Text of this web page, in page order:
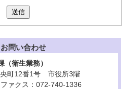
送信
お問い合わせ
衛生業務）
町12番1号 市役所3階
ァクス：072-740-1336